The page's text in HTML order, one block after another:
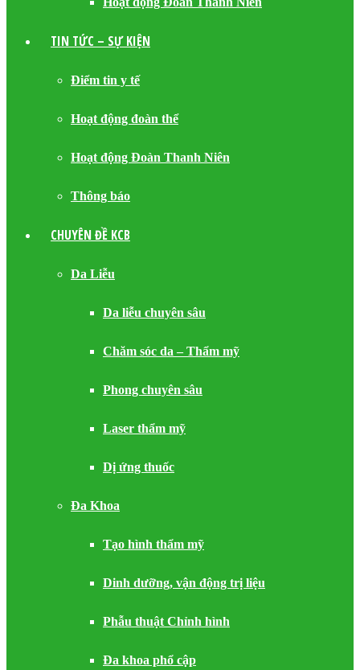
TIN TỨC – SỰ KIỆN
Điểm tin y tế
Hoạt động đoàn thể
Hoạt động Đoàn Thanh Niên
Thông báo
CHUYÊN ĐỀ KCB
Da Liễu
Da liễu chuyên sâu
Chăm sóc da – Thẩm mỹ
Phong chuyên sâu
Laser thẩm mỹ
Dị ứng thuốc
Đa Khoa
Tạo hình thẩm mỹ
Dinh dưỡng, vận động trị liệu
Phẫu thuật Chỉnh hình
Đa khoa phổ cập